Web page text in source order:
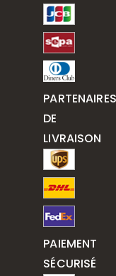
PARTENAIRES
DE
LIVRAISON
PAIEMENT
SÉCURISÉ